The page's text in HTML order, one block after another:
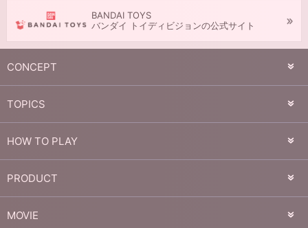
BANDAI TOYS
バンダイ トイディビジョンの公式サイト
CONCEPT
TOPICS
HOW TO PLAY
PRODUCT
MOVIE